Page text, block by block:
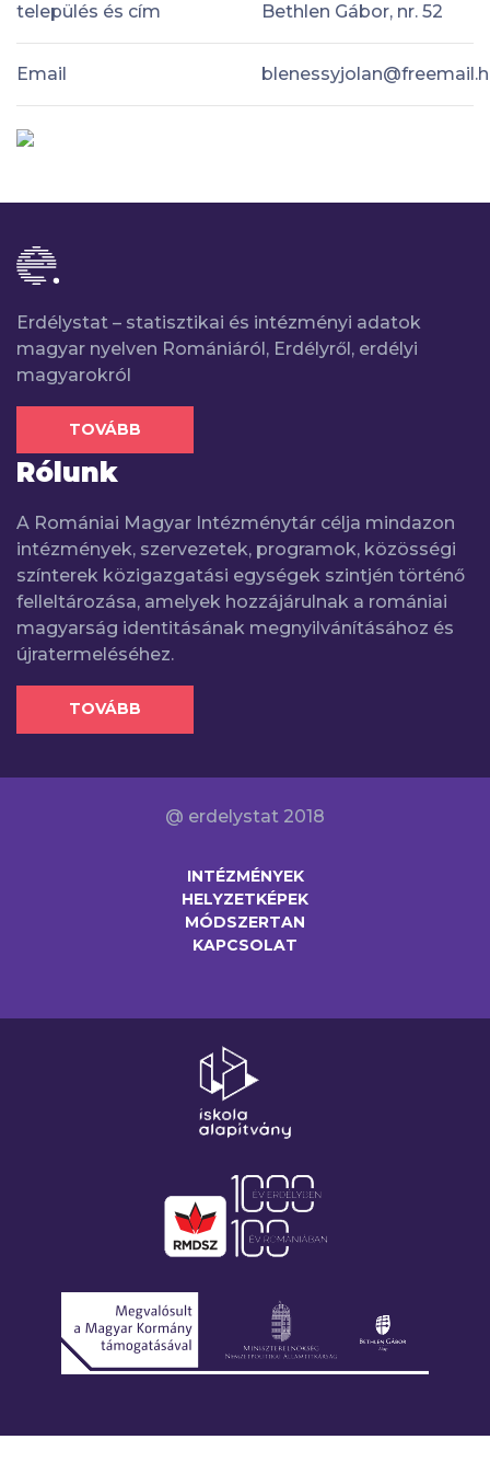
település és cím
Bethlen Gábor, nr. 52
Email
Erdélystat – statisztikai és intézményi adatok
magyar nyelven Romániáról, Erdélyről, erdélyi
magyarokról
TOVÁBB
Rólunk
A Romániai Magyar Intézménytár célja mindazon
intézmények, szervezetek, programok, közösségi
színterek közigazgatási egységek szintjén történő
felleltározása, amelyek hozzájárulnak a romániai
magyarság identitásának megnyilvánításához és
újratermeléséhez.
TOVÁBB
@ erdelystat 2018
INTÉZMÉNYEK
HELYZETKÉPEK
MÓDSZERTAN
KAPCSOLAT